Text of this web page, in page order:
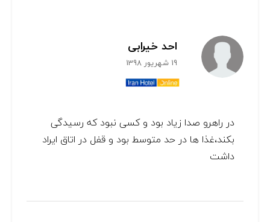
احد خیرابی
19 شهریور 1398
در راهرو صدا زیاد بود و کسی نبود که رسیدگی
بکند،غذا ها در حد متوسط بود و قفل در اتاق ایراد
داشت